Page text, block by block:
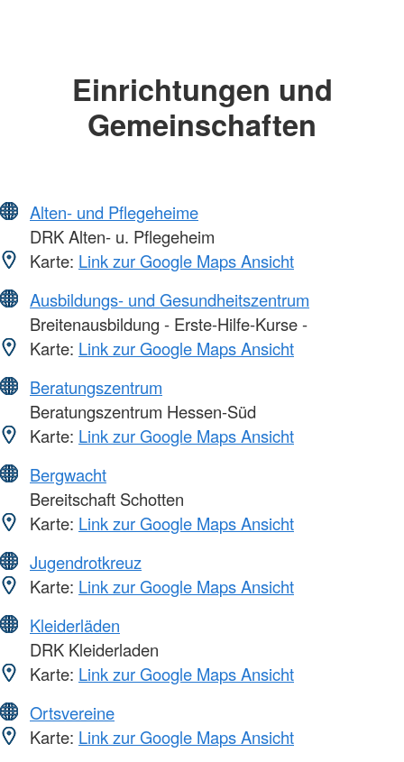
Einrichtungen und
Gemeinschaften
Alten- und Pflegeheime
DRK Alten- u. Pflegeheim
Karte: Link zur Google Maps Ansicht
Ausbildungs- und Gesundheitszentrum
Breitenausbildung - Erste-Hilfe-Kurse -
Karte: Link zur Google Maps Ansicht
Beratungszentrum
Beratungszentrum Hessen-Süd
Karte: Link zur Google Maps Ansicht
Bergwacht
Bereitschaft Schotten
Karte: Link zur Google Maps Ansicht
Jugendrotkreuz
Karte: Link zur Google Maps Ansicht
Kleiderläden
DRK Kleiderladen
Karte: Link zur Google Maps Ansicht
Ortsvereine
Karte: Link zur Google Maps Ansicht